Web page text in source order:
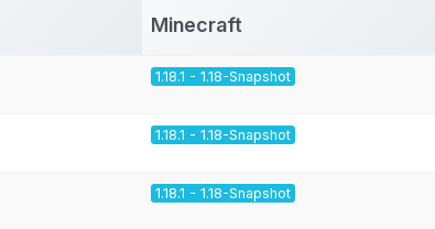
Minecraft
1.18.1 - 1.18-Snapshot
1.18.1 - 1.18-Snapshot
1.18.1 - 1.18-Snapshot